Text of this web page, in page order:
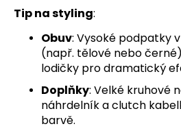
Tip na styling:
Obuv: Vysoké podpatky
(např. tělové nebo
lodičky pro dramatický
Doplňky: Velké kruhové
náhrdelník a clutch
barvě.